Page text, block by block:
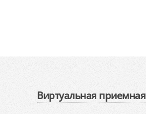
Виртуальная приемная